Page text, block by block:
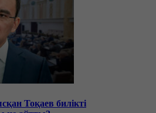
Тоқаев билікті